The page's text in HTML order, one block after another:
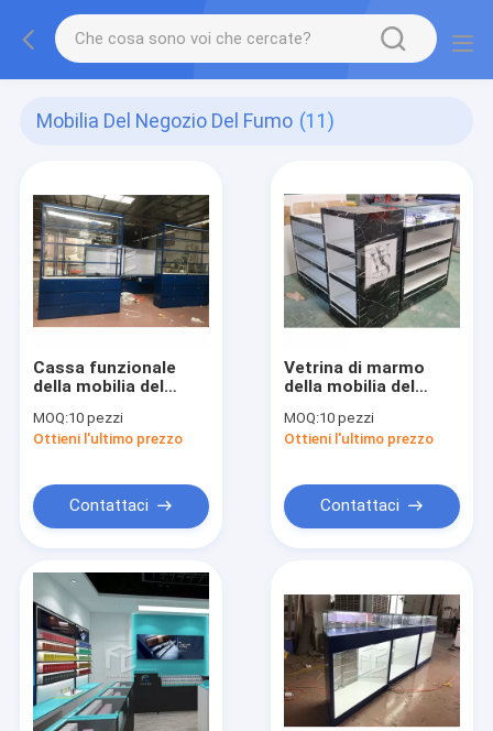
Mobilia Del Negozio Del Fumo (11)
Cassa funzionale
della mobilia del
MDF
MOQ:10 pezzi
Ottieni l'ultimo prezzo
Contattaci
Vetrina di marmo
della mobilia del
MOQ:10 pezzi
Ottieni l'ultimo prezzo
Contattaci